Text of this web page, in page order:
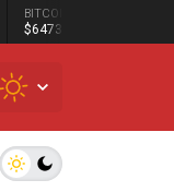
BITCOIN
$64739